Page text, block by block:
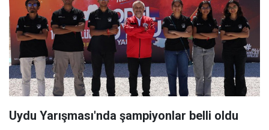
Uydu Yarışması'nda şampiyonlar belli oldu